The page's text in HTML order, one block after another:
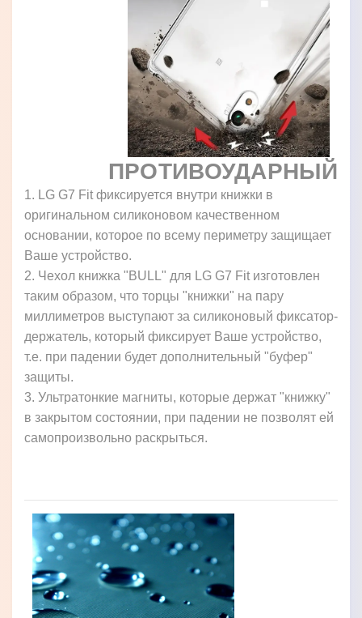
ПРОТИВОУДАРНЫЙ
1. LG G7 Fit фиксируется внутри книжки в
оригинальном силиконовом качественном
основании, которое по всему периметру защищает
Ваше устройство.
2. Чехол книжка "BULL" для LG G7 Fit изготовлен
таким образом, что торцы "книжки" на пару
миллиметров выступают за силиконовый фиксатор-
держатель, который фиксирует Ваше устройство,
т.е. при падении будет дополнительный "буфер"
защиты.
3. Ультратонкие магниты, которые держат "книжку"
в закрытом состоянии, при падении не позволят ей
самопроизвольно раскрыться.